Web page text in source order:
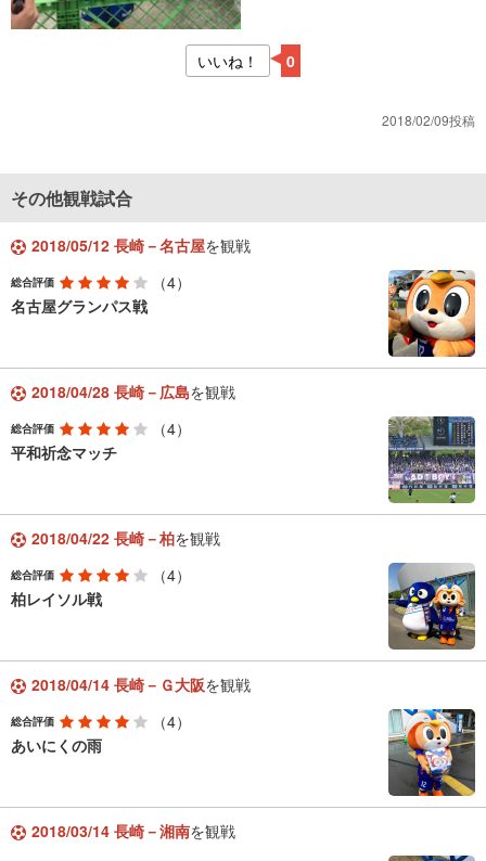
いいね！ 0
2018/02/09投稿
その他観戦試合
2018/05/12 長崎－名古屋を観戦
総合評価
（4）
名古屋グランパス戦
2018/04/28 長崎－広島を観戦
総合評価
（4）
平和祈念マッチ
2018/04/22 長崎－柏を観戦
総合評価
（4）
柏レイソル戦
2018/04/14 長崎－Ｇ大阪を観戦
総合評価
（4）
あいにくの雨
2018/03/14 長崎－湘南を観戦